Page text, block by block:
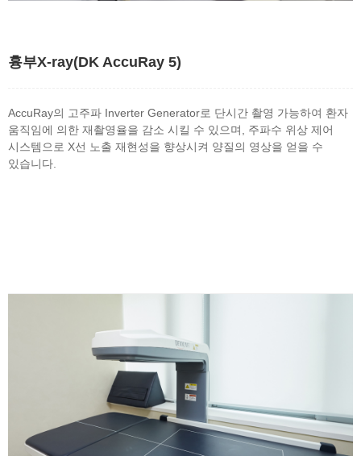
흉부X-ray(DK AccuRay 5)
AccuRay의 고주파 Inverter Generator로 단시간 촬영 가능하여 환자
움직임에 의한 재촬영율을 감소 시킬 수 있으며, 주파수 위상 제어
시스템으로 X선 노출 재현성을 향상시켜 양질의 영상을 얻을 수
있습니다.